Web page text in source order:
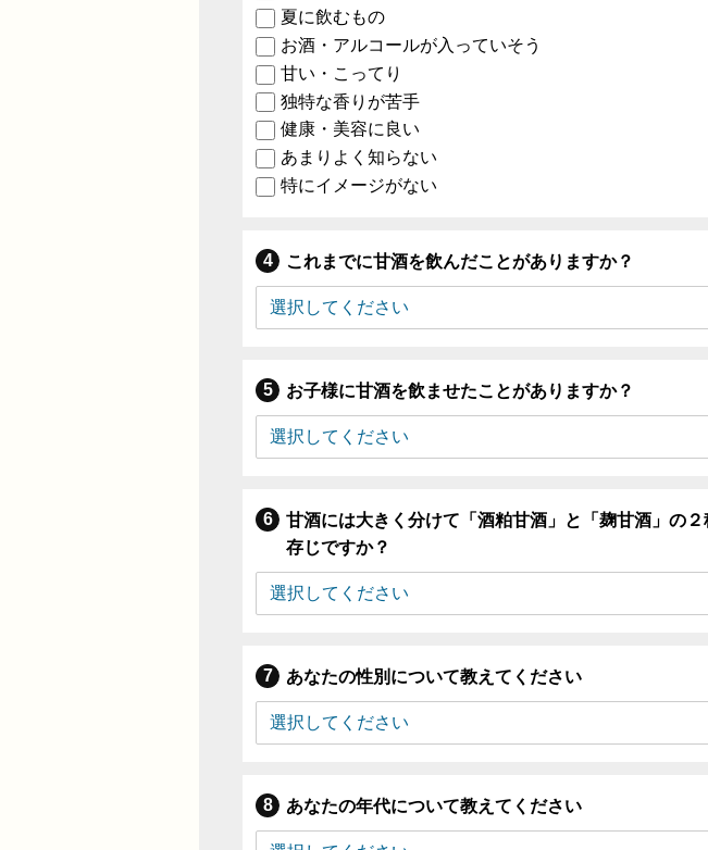
夏に飲むもの
お酒・アルコールが入っていそう
甘い・こってり
独特な香りが苦手
健康・美容に良い
あまりよく知らない
特にイメージがない
これまでに甘酒を飲んだことがありますか？
お子様に甘酒を飲ませたことがありますか？
甘酒には大きく分けて「酒粕甘酒」と「麹甘酒」の
存じですか？
あなたの性別について教えてください
あなたの年代について教えてください